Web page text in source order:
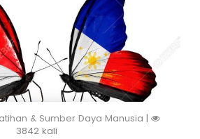
& Sumber Daya Manusia |
3842 kali